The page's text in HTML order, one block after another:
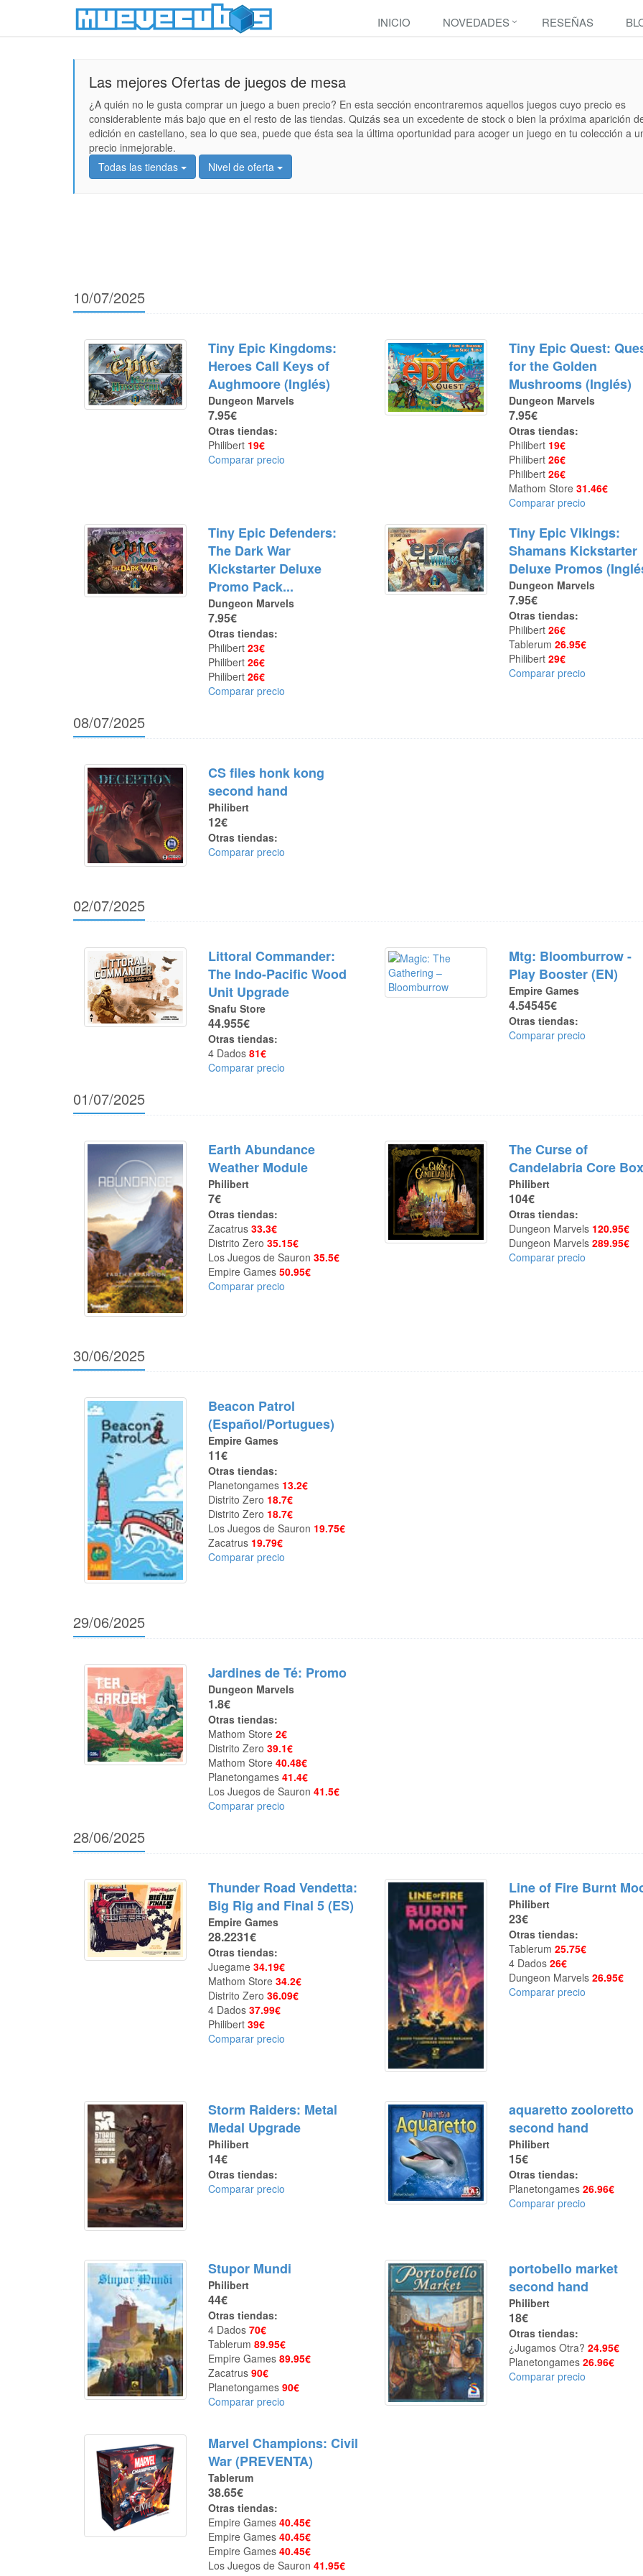
INICIO NOVEDADES RESEÑAS
Las mejores Ofertas de juegos de mesa
¿A quién no le gusta comprar un juego a buen precio? En esta sección encontraremos aquellos juegos cuyo precio es
considerablente más bajo que en el resto de las tiendas. Quizás sea un excedente de stock o bien la próxima aparición
edición en castellano, sea lo que sea, puede que ésta sea la última oportunidad para acoger un juego en tu colección a
precio inmejorable.
Todas las tiendas
Nivel de oferta
10/07/2025
Tiny Epic Kingdoms:
Heroes Call Keys of
Aughmoore (Inglés)
Dungeon Marvels
7.95€
Otras tiendas:
Philibert 19€
Comparar precio
Tiny Epic Quest:
for the Golden
Mushrooms (Inglés)
Dungeon Marvels
7.95€
Otras tiendas:
Philibert 19€
Philibert26€
Philibert26€
Mathom Store31.46€
Comparar precio
Tiny Epic Defenders:
The Dark War
Kickstarter Deluxe
Promo Pack...
Dungeon Marvels
7.95€
Otras tiendas:
Philibert23€
Philibert26€
Philibert26€
Comparar precio
Tiny Epic Vikings:
Shamans Kickstarter
Deluxe Promos
Dungeon Marvels
7.95€
Otras tiendas:
Philibert26€
Tablerum26.95€
Philibert29€
Comparar precio
08/07/2025
CS files honk kong
second hand
Philibert
12€
Otras tiendas:
Comparar precio
02/07/2025
Littoral Commander:
The Indo-Pacific Wood
Unit Upgrade
Snafu Store
44.955€
Otras tiendas:
4 Dados81€
Comparar precio
Mtg: Bloomburrow -
Play Booster (EN)
Empire Games
4.54545€
Otras tiendas:
Comparar precio
01/07/2025
Earth Abundance
Weather Module
Philibert
7€
Otras tiendas:
Zacatrus33.3€
Distrito Zero35.15€
Los Juegos de Sauron35.5€
Empire Games50.95€
Comparar precio
The Curse of
Candelabria Core
Philibert
104€
Otras tiendas:
Dungeon Marvels 120.95€
Dungeon Marvels289.95€
Comparar precio
30/06/2025
Beacon Patrol
(Español/Portugues)
Empire Games
11€
Otras tiendas:
Planetongames 13.2€
Distrito Zero 18.7€
Distrito Zero 18.7€
Los Juegos de Sauron 19.75€
Zacatrus 19.79€
Comparar precio
29/06/2025
Jardines de Té: Promo
Dungeon Marvels
1.8€
Otras tiendas:
Mathom Store2€
Distrito Zero39.1€
Mathom Store40.48€
Planetongames41.4€
Los Juegos de Sauron41.5€
Comparar precio
28/06/2025
Thunder Road Vendetta:
Big Rig and Final 5 (ES)
Empire Games
28.2231€
Otras tiendas:
Juegame34.19€
Mathom Store34.2€
Distrito Zero36.09€
4 Dados37.99€
Philibert39€
Comparar precio
Line of Fire Burnt
Philibert
23€
Otras tiendas:
Tablerum25.75€
4 Dados26€
Dungeon Marvels26.95€
Comparar precio
Storm Raiders: Metal
Medal Upgrade
Philibert
14€
Otras tiendas:
Comparar precio
aquaretto zooloretto
second hand
Philibert
15€
Otras tiendas:
Planetongames26.96€
Comparar precio
Stupor Mundi
Philibert
44€
Otras tiendas:
4 Dados70€
Tablerum89.95€
Empire Games89.95€
Zacatrus90€
Planetongames90€
Comparar precio
portobello market
second hand
Philibert
18€
Otras tiendas:
¿Jugamos Otra?24.95€
Planetongames26.96€
Comparar precio
Marvel Champions: Civil
War (PREVENTA)
Tablerum
38.65€
Otras tiendas:
Empire Games40.45€
Empire Games40.45€
Empire Games40.45€
Los Juegos de Sauron41.95€